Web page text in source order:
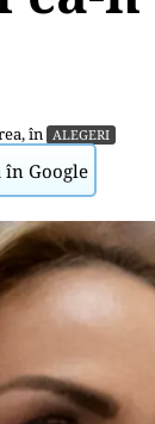
, în ALEGERI
în Google